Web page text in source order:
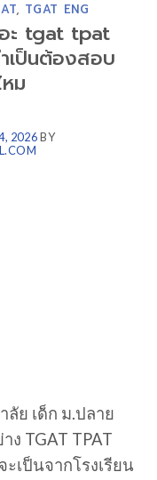
, TGAT ENG
ะ tgat tpat
เป็นต้องสอบ
ม
2026BY
ลัย เด็ก ม.ปลาย
TGAT TPAT
เป็นจากโรงเรียน